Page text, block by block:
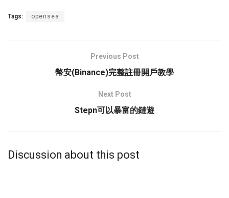
Tags: opensea
Previous Post
幣安(Binance)完整註冊開戶教學
Next Post
Stepn可以暴富的鏈遊
Discussion about this post